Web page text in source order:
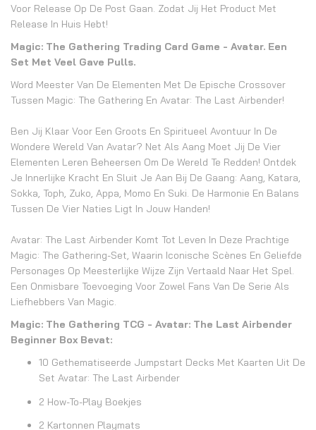
Voor Release Op De Post Gaan. Zodat Jij Het Product Met
Release In Huis Hebt!
Magic: The Gathering Trading Card Game - Avatar. Een
Set Met Veel Gave Pulls.
Word Meester Van De Elementen Met De Epische Crossover
Tussen Magic: The Gathering En Avatar: The Last Airbender!
Ben Jij Klaar Voor Een Groots En Spiritueel Avontuur In De
Wondere Wereld Van Avatar? Net Als Aang Moet Jij De Vier
Elementen Leren Beheersen Om De Wereld Te Redden! Ontdek
Je Innerlijke Kracht En Sluit Je Aan Bij De Gaang: Aang, Katara,
Sokka, Toph, Zuko, Appa, Momo En Suki. De Harmonie En Balans
Tussen De Vier Naties Ligt In Jouw Handen!
Avatar: The Last Airbender Komt Tot Leven In Deze Prachtige
Magic: The Gathering-Set, Waarin Iconische Scènes En Geliefde
Personages Op Meesterlijke Wijze Zijn Vertaald Naar Het Spel.
Een Onmisbare Toevoeging Voor Zowel Fans Van De Serie Als
Liefhebbers Van Magic.
Magic: The Gathering TCG - Avatar: The Last Airbender
Beginner Box Bevat:
10 Gethematiseerde Jumpstart Decks Met Kaarten Uit De
Set Avatar: The Last Airbender
2 How-To-Play Boekjes
2 Kartonnen Playmats